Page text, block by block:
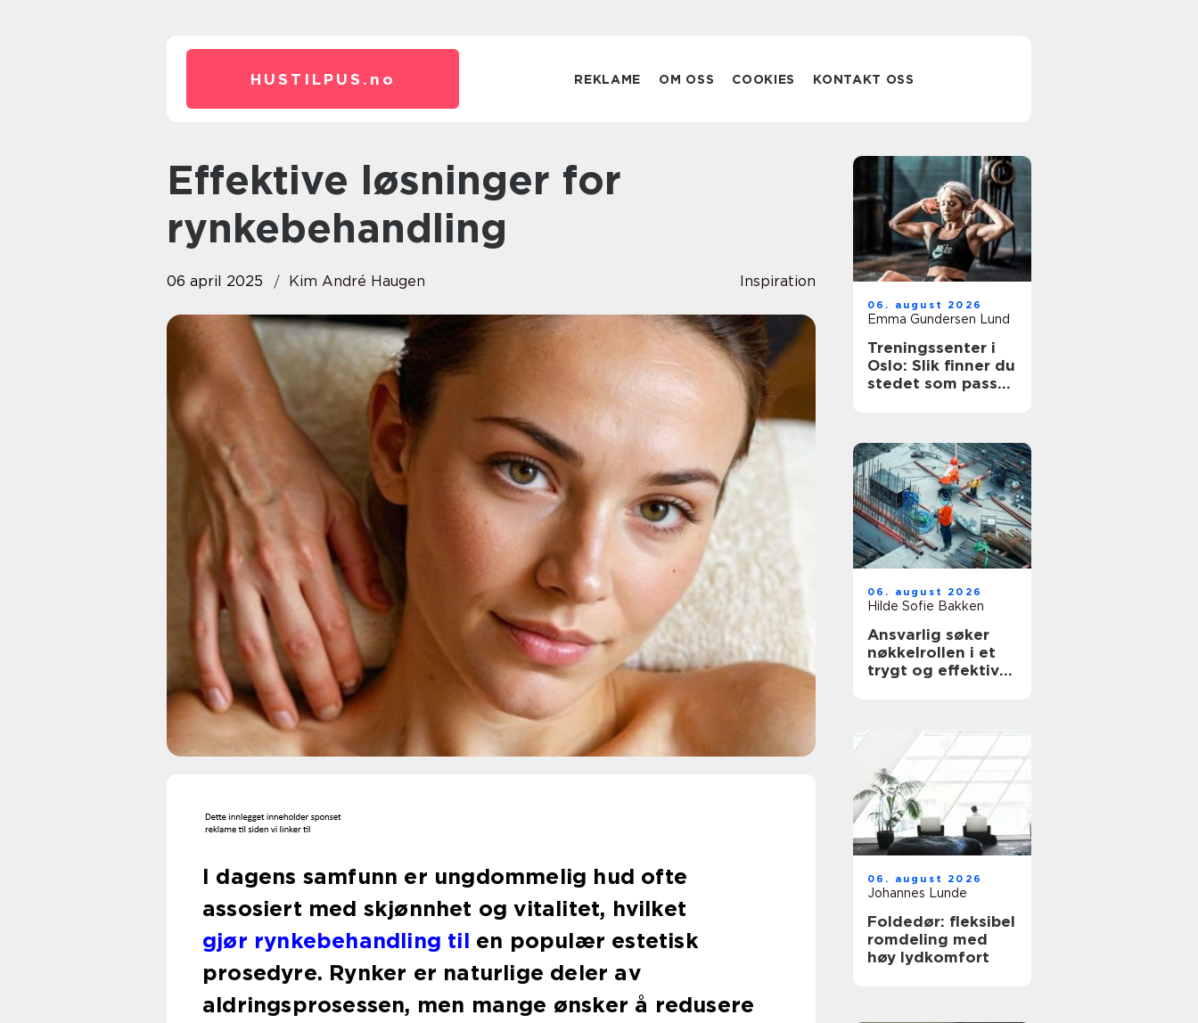
HUSTILPUS. no REKLAME OM OSS COOKIES KONTAKT OSS
Effektive løsninger for
rynkebehandling
06 april 2025 Kim André Haugen Inspiration
I dagens samfunn er ungdommelig hud ofte
assosiert med skjønnhet og vitalitet, hvilket
gjør rynkebehandling til en populær estetisk
prosedyre. Rynker er naturlige deler av
aldringsprosessen, men mange ønsker å redusere
06. august 2026
Emma Gundersen Lund
Treningssenter i
Oslo: Slik finner du
stedet som passer
06. august 2026
Hilde Sofie Bakken
Ansvarlig søker
nøkkelrollen i et
trygt og effektivt
06. august 2026
Johannes Lunde
Foldedør: fleksibel
romdeling med
høy lydkomfort